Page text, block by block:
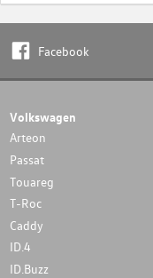
Facebook
Volkswagen
Arteon
Passat
Touareg
T-Roc
Caddy
ID.4
ID.Buzz